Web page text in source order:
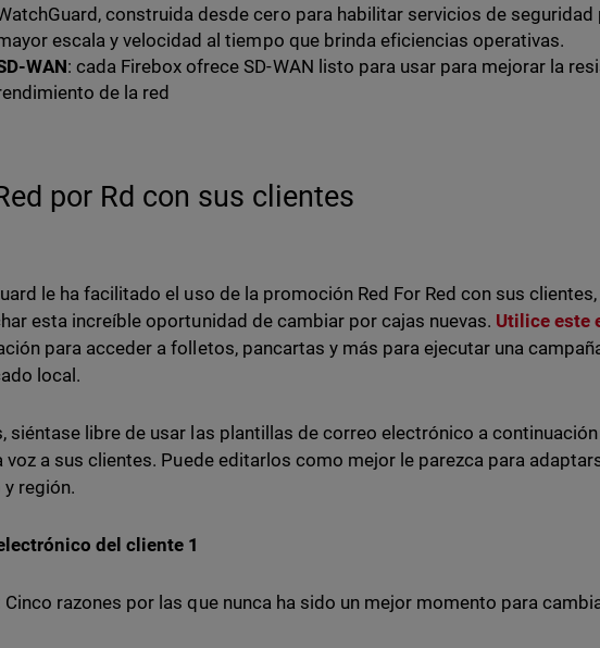
construida desde cero para habilitar servicios de
escala y velocidad al tiempo que brinda eficiencias operativas.
WAN: cada Firebox ofrece SD-WAN listo para usar para mejorar la
de la red
por Rd con sus clientes
le ha facilitado el uso de la promoción Red For Red con sus
esta increíble oportunidad de cambiar por cajas nuevas. Utilice este
para acceder a folletos, pancartas y más para ejecutar una
local.
siéntase libre de usar las plantillas de correo electrónico a
voz a sus clientes. Puede editarlos como mejor le parezca para
región.
del cliente 1
Cinco razones por las que nunca ha sido un mejor momento para